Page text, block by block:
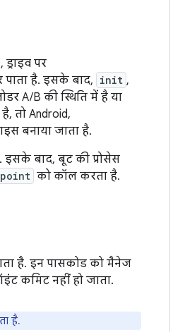
पर
पाता है. इसके बाद, init ,
A/B की स्थिति में है या
तो Android,
बनाया जाता है.
इसके बाद, बूट की प्रोसेस
को कॉल करता है.
है. इन पासकोड को मैनेज
कमिट नहीं हो जाता.
है.